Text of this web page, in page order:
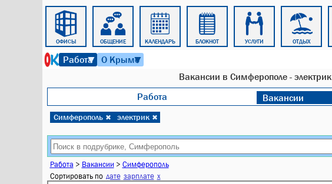
ОФИСЫ ОБЩЕНИЕ КАЛЕНДАРЬ БЛОКНОТ УСЛУГИ ОТДЫХ
Работа
▼ О Крыме
▼
Вакансии в Симферополе - электрик
Работа
Вакансии
Симферополь ✖ электрик ✖
Работа > Вакансии > Симферополь
Сортировать по дате зарплате x